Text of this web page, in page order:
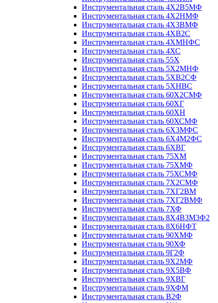
Инструментальная сталь 4Х2В5МФ
Инструментальная сталь 4Х2НМФ
Инструментальная сталь 4Х3ВМФ
Инструментальная сталь 4ХВ2С
Инструментальная сталь 4ХМНФС
Инструментальная сталь 4ХС
Инструментальная сталь 55Х
Инструментальная сталь 5Х2МНФ
Инструментальная сталь 5ХВ2СФ
Инструментальная сталь 5ХНВС
Инструментальная сталь 60Х2СМФ
Инструментальная сталь 60ХГ
Инструментальная сталь 60ХН
Инструментальная сталь 60ХСМФ
Инструментальная сталь 6Х3МФС
Инструментальная сталь 6Х4М2ФС
Инструментальная сталь 6ХВГ
Инструментальная сталь 75ХМ
Инструментальная сталь 75ХМФ
Инструментальная сталь 75ХСМФ
Инструментальная сталь 7Х2СМФ
Инструментальная сталь 7ХГ2ВМ
Инструментальная сталь 7ХГ2ВМФ
Инструментальная сталь 7ХФ
Инструментальная сталь 8Х4В3М3Ф2
Инструментальная сталь 8Х6НФТ
Инструментальная сталь 90ХМФ
Инструментальная сталь 90ХФ
Инструментальная сталь 9Г2Ф
Инструментальная сталь 9Х2МФ
Инструментальная сталь 9Х5ВФ
Инструментальная сталь 9ХВГ
Инструментальная сталь 9ХФМ
Инструментальная сталь В2Ф